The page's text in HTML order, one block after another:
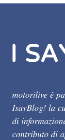
motorilive è
IsayBlog! la
di
contributo di